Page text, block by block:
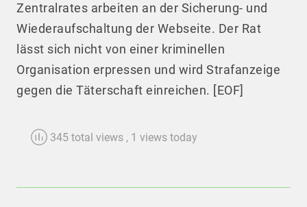
Zentralrates arbeiten an der Sicherung- und
Wiederaufschaltung der Webseite. Der Rat
lässt sich nicht von einer kriminellen
Organisation erpressen und wird Strafanzeige
gegen die Täterschaft einreichen. [EOF]
345 total views , 1 views today